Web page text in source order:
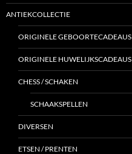
ANTIEKCOLLECTIE
ORIGINELE GEBOORTECADEAUS
ORIGINELE HUWELIJKSCADEAUS
CHESS / SCHAKEN
SCHAAKSPELLEN
DIVERSEN
ETSEN / PRENTEN